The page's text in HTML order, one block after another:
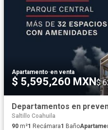
Apartamento·en venta
$ 5,595,260 MXN$
Departamentos en
Saltillo Coahuila
90 m²1 Recámara1 Baño